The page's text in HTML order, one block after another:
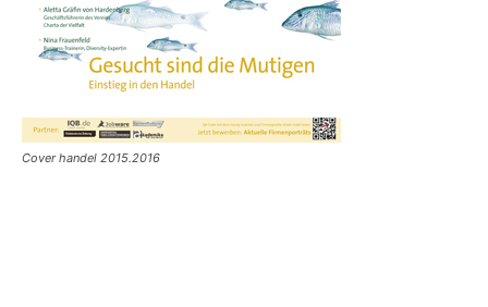
Cover handel 2015.2016